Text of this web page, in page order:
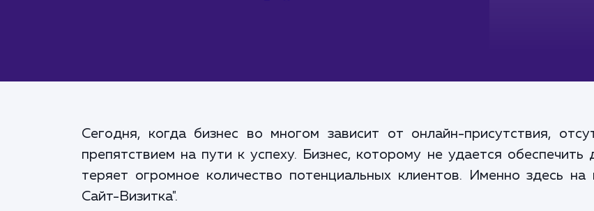
Сегодня, когда бизнес во многом зависит от онлайн-присутствия,
препятствием на пути к успеху. Бизнес, которому не удается
теряет огромное количество потенциальных клиентов. Именно здесь
Сайт-Визитка".